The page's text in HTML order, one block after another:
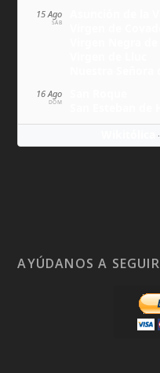
15 Ago
SÁB
16 Ago
DOM
·
AYÚDANOS A SEGUIR